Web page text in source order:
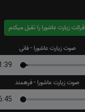
قرائت زیارت عاشورا را تقبل میکنم
صوت زیارت عاشورا - فانی
صوت زیارت عاشورا - فرهمند